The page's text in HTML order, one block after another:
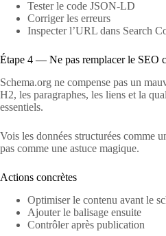
Tester le code JSON-LD
Corriger les erreurs
Inspecter l’URL dans Search
Étape 4 — Ne pas remplacer le SEO
Schema.org ne compense pas un
H2, les paragraphes, les liens et la
essentiels.
Vois les données structurées comme
pas comme une astuce magique.
Actions concrètes
Optimiser le contenu avant le
Ajouter le balisage ensuite
Contrôler après publication